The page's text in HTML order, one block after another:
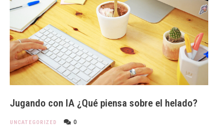
Jugando con IA ¿Qué piensa sobre el helado?
UNCATEGORIZED 0